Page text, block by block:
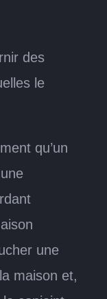
des
le
qu’un
une
maison et,